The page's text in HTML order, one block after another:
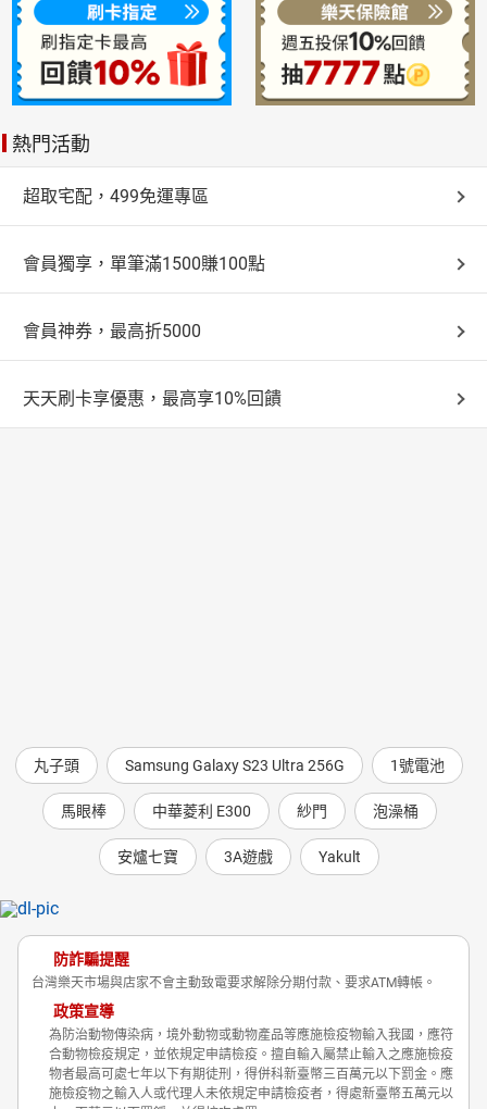
熱門活動
超取宅配，499免運專區
會員獨享，單筆滿1500賺100點
會員神券，最高折5000
天天刷卡享優惠，最高享10%回饋
丸子頭 Samsung Galaxy S23 Ultra 256G 1號電池
馬眼棒 中華菱利 E300 紗門 泡澡桶
安爐七寶 3A遊戲 Yakult
防詐騙提醒
台灣樂天市場與店家不會主動致電要求解除分期付款、要求ATM轉帳。
政策宣導
為防治動物傳染病，境外動物或動物產品等應施檢疫物輸入我國，應符
合動物檢疫規定，並依規定申請檢疫。擅自輸入屬禁止輸入之應施檢疫
物者最高可處七年以下有期徒刑，得併科新臺幣三百萬元以下罰金。應
施檢疫物之輸入人或代理人未依規定申請檢疫者，得處新臺幣五萬元以